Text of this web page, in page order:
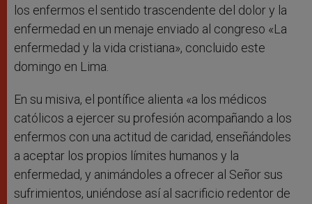
los enfermos el sentido trascendente del dolor y la
enfermedad en un menaje enviado al congreso «La
enfermedad y la vida cristiana», concluido este
domingo en Lima.
En su misiva, el pontífice alienta «a los médicos
católicos a ejercer su profesión acompañando a los
enfermos con una actitud de caridad, enseñándoles
a aceptar los propios límites humanos y la
enfermedad, y animándoles a ofrecer al Señor sus
sufrimientos, uniéndose así al sacrificio redentor de